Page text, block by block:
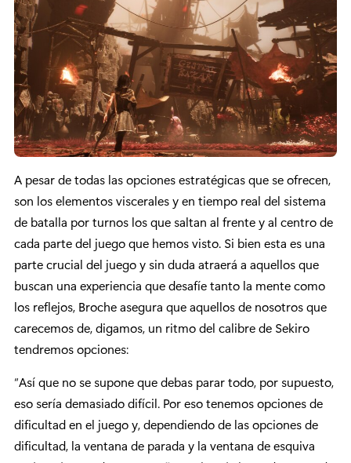
A pesar de todas las opciones estratégicas que se ofrecen,
son los elementos viscerales y en tiempo real del sistema
de batalla por turnos los que saltan al frente y al centro de
cada parte del juego que hemos visto. Si bien esta es una
parte crucial del juego y sin duda atraerá a aquellos que
buscan una experiencia que desafíe tanto la mente como
los reflejos, Broche asegura que aquellos de nosotros que
carecemos de, digamos, un ritmo del calibre de Sekiro
tendremos opciones:
“Así que no se supone que debas parar todo, por supuesto,
eso sería demasiado difícil. Por eso tenemos opciones de
dificultad en el juego y, dependiendo de las opciones de
dificultad, la ventana de parada y la ventana de esquiva